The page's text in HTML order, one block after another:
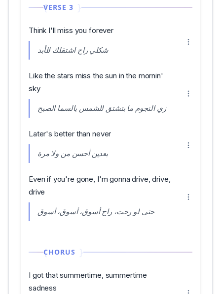
VERSE 3
Think I'll miss you forever
شكلي راح اشتقلك للأبد
Like the stars miss the sun in the mornin'
sky
زي النجوم ما بتشتق للشمس بالسما الصبح
Later's better than never
بعدين أحسن من ولا مرة
Even if you're gone, I'm gonna drive, drive,
drive
حتى لو رحت، راح أسوق، أسوق، أسوق
CHORUS
I got that summertime, summertime
sadness